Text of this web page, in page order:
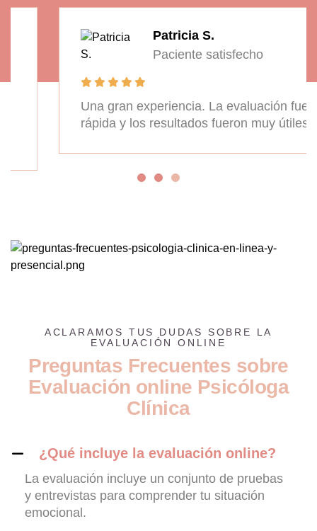
Patricia S.
Paciente satisfecho
Una gran experiencia. La evaluación fue
rápida y los resultados fueron muy útiles.
ACLARAMOS TUS DUDAS SOBRE LA
EVALUACIÓN ONLINE
Preguntas Frecuentes sobre
Evaluación online Psicóloga
Clínica
¿Qué incluye la evaluación online?
La evaluación incluye un conjunto de pruebas
y entrevistas para comprender tu situación
emocional.